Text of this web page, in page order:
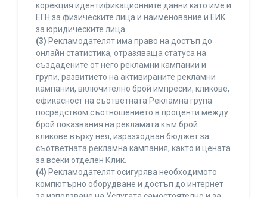
корекция идентификационните данни като име и
ЕГН за физическите лица и наименование и ЕИК
за юридическите лица.
(3) Рекламодателят има право на достъп до
онлайн статистика, отразяваща статуса на
създадените от него рекламни кампании и
групи, развитието на активираните рекламни
кампании, включително брой импресии, кликове,
ефикасност на съответната Рекламна група
посредством съотношението в проценти между
брой показвания на рекламата към брой
кликове върху нея, изразходван бюджет за
съответната рекламна кампания, както и цената
за всеки отделен Клик.
(4) Рекламодателят осигурява необходимото
компютърно оборудване и достъп до интернет